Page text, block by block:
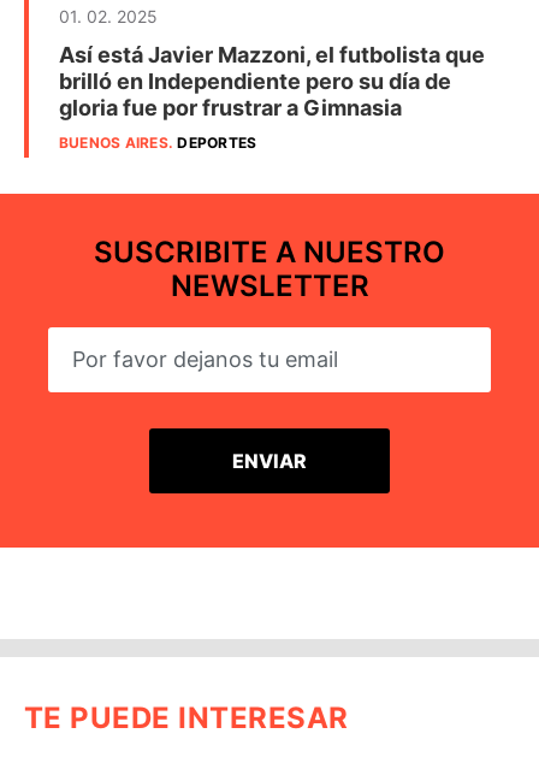
01. 02. 2025
Así está Javier Mazzoni, el futbolista que
brilló en Independiente pero su día de
gloria fue por frustrar a Gimnasia
BUENOS AIRES.DEPORTES
SUSCRIBITE A NUESTRO
NEWSLETTER
TE PUEDE INTERESAR